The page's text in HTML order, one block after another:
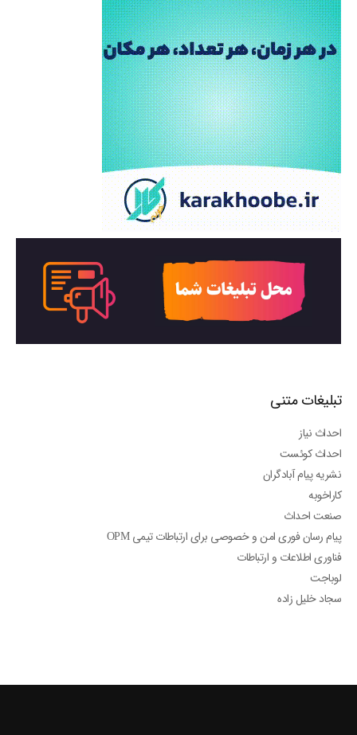
تبلیغات متنی
احداث نیاز
احداث کوئست
نشریه پیام آبادگران
کاراخوبه
صنعت احداث
پیام رسان فوری امن و خصوصی برای ارتباطات تیمی OPM
فناوری اطلاعات و ارتباطات
لوباجت
سجاد خلیل زاده